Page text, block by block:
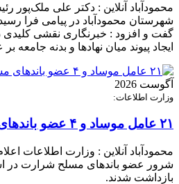
محمودآباد آنلاین : دکتر علی
شهرستان محمودآباد در پیامی فرا
گفت و افزود : خبرنگاری نقشی
ایجاد پیوند میان نهادها و بدنه جامعه
آگوست 2026
وزارت اطلاعات:
۲۱ عامل موساد و ۴ عضو باند‌های مسلح بازداشت شدند
شرور عضو باند‌های مسلح شرارت در
بازداشت شدند.